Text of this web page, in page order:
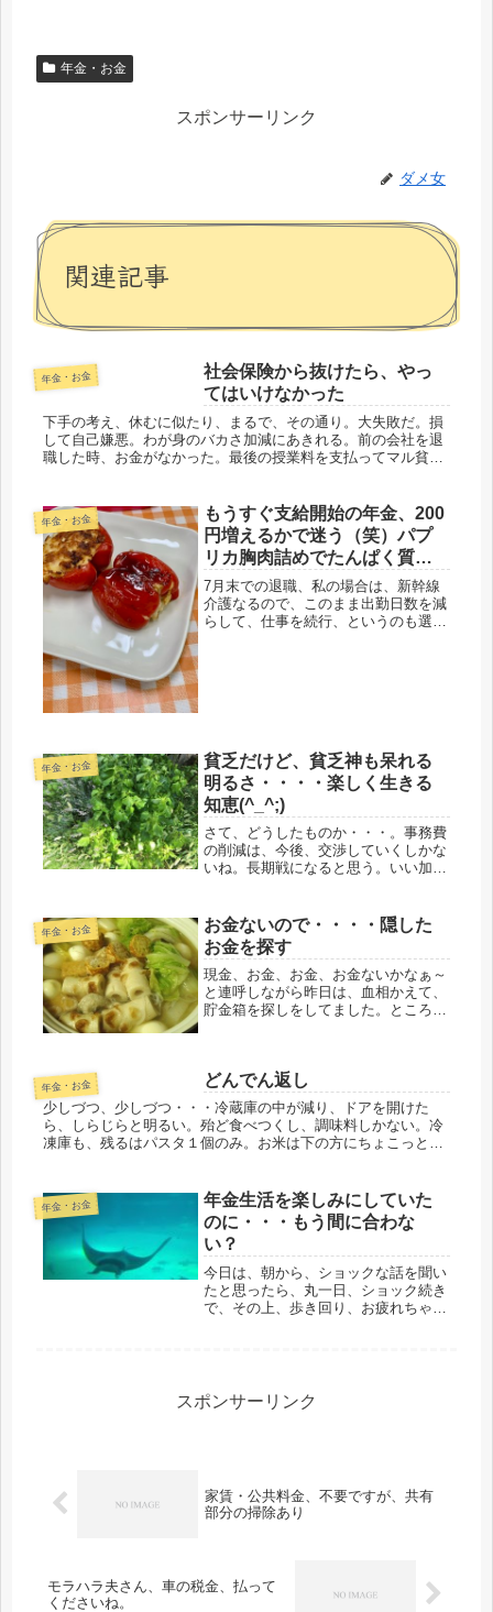
年金・お金
スポンサーリンク
ダメ女
関連記事
年金・お金
社会保険から抜けたら、やっ
てはいけなかった
下手の考え、休むに似たり、まるで、その通り。大失敗だ。損
して自己嫌悪。わが身のバカさ加減にあきれる。前の会社を退
職した時、お金がなかった。最後の授業料を支払ってマル貧。
年金・お金
もうすぐ支給開始の年金、200
円増えるかで迷う（笑）パプ
リカ胸肉詰めでたんぱく質Ｏ
Ｋ
7月末での退職、私の場合は、新幹線
介護なるので、このまま出勤日数を減
らして、仕事を続行、というのも選択
年金・お金
貧乏だけど、貧乏神も呆れる
明るさ・・・・楽しく生きる
知恵(^_^;)
さて、どうしたものか・・・。事務費
の削減は、今後、交渉していくしかな
いね。長期戦になると思う。いい加
う。相手の性格は、よくわかってい
る。何か、言いだす時は、必ず、相手
の失敗...
年金・お金
お金ないので・・・・隠した
お金を探す
現金、お金、お金、お金ないかなぁ～
と連呼しながら昨日は、血相かえて、
貯金箱を探しをしてました。ところ
たり、我ながら、よくまあいろいろ隠
すな...
年金・お金 どんでん返し
少しづつ、少しづつ・・・冷蔵庫の中が減り、ドアを開けた
ら、しらじらと明るい。殆ど食べつくし、調味料しかない。冷
凍庫も、残るはパスタ１個のみ。お米は下の方にちょこっと見
年金・お金
年金生活を楽しみにしていた
のに・・・もう間に合わな
い？
今日は、朝から、ショックな話を聞い
たと思ったら、丸一日、ショック続き
で、その上、歩き回り、お疲れちゃん
来...
スポンサーリンク
家賃・公共料金、不要ですが、共有
部分の掃除あり
モラハラ夫さん、車の税金、払って
くださいね。